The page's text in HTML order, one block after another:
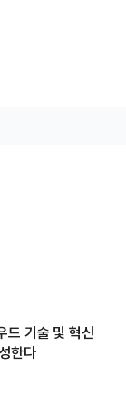
드 기술 및 혁신
한다